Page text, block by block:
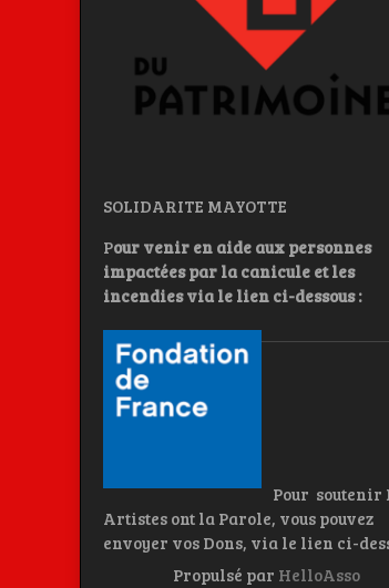
SOLIDARITE MAYOTTE
Pour venir en aide aux personnes
impactées par la canicule et les
incendies via le lien ci-dessous :
Pour soutenir
Artistes ont la Parole, vous pouvez
envoyer vos Dons, via le lien ci-
Propulsé par HelloAsso